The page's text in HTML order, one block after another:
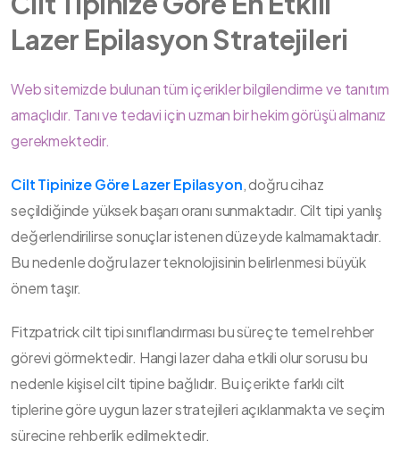
Lazer Epilasyon Stratejileri
Web sitemizde bulunan tüm içerikler bilgilendirme ve tanıtım
amaçlıdır. Tanı ve tedavi için uzman bir hekim görüşü almanız
gerekmektedir.
Cilt Tipinize Göre Lazer Epilasyon, doğru cihaz
seçildiğinde yüksek başarı oranı sunmaktadır. Cilt tipi yanlış
değerlendirilirse sonuçlar istenen düzeyde kalmamaktadır.
Bu nedenle doğru lazer teknolojisinin belirlenmesi büyük
önem taşır.
Fitzpatrick cilt tipi sınıflandırması bu süreçte temel rehber
görevi görmektedir. Hangi lazer daha etkili olur sorusu bu
nedenle kişisel cilt tipine bağlıdır. Bu içerikte farklı cilt
tiplerine göre uygun lazer stratejileri açıklanmakta ve seçim
sürecine rehberlik edilmektedir.